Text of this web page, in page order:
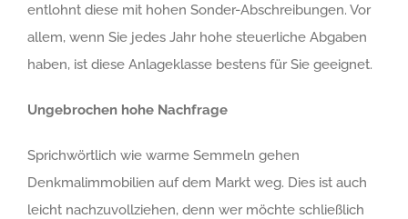
entlohnt diese mit hohen Sonder-Abschreibungen. Vor
allem, wenn Sie jedes Jahr hohe steuerliche Abgaben
haben, ist diese Anlageklasse bestens für Sie geeignet.
Ungebrochen hohe Nachfrage
Sprichwörtlich wie warme Semmeln gehen
Denkmalimmobilien auf dem Markt weg. Dies ist auch
leicht nachzuvollziehen, denn wer möchte schließlich